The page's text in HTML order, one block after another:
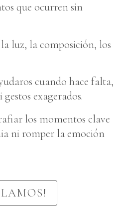
que ocurren sin
luz, la composición, los
cuando hace falta,
exagerados.
los momentos clave
ni romper la emoción